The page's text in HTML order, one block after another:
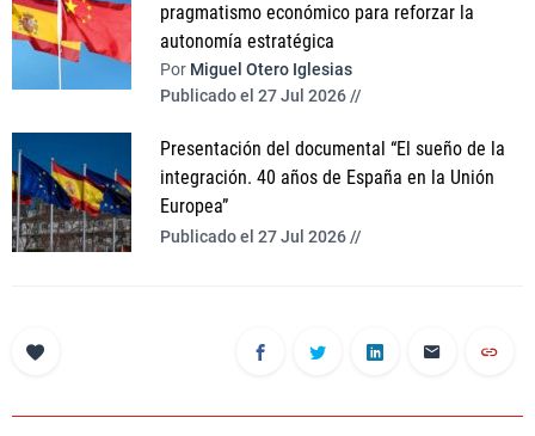
pragmatismo económico para reforzar la
autonomía estratégica
Por Miguel Otero Iglesias
Publicado el 27 Jul 2026 //
Presentación del documental “El sueño de la
integración. 40 años de España en la Unión
Europea”
Publicado el 27 Jul 2026 //